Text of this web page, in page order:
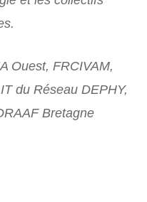
Ouest, FRCIVAM,
du Réseau DEPHY,
Bretagne